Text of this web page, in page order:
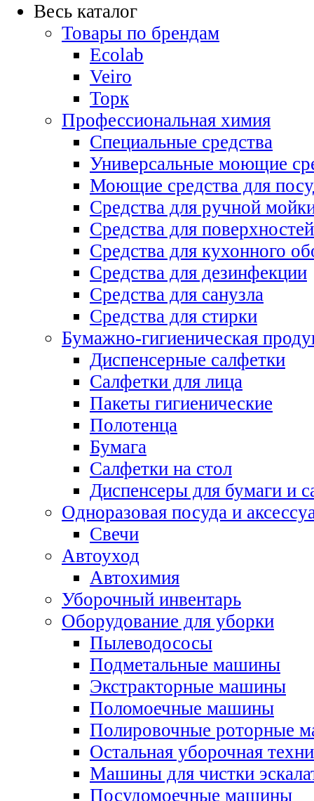
Весь каталог
Товары по брендам
Ecolab
Veiro
Торк
Профессиональная химия
Специальные средства
Универсальные моющие
Моющие средства для
Средства для ручной
Средства для поверхностей
Средства для кухонного
Средства для дезинфекции
Средства для санузла
Средства для стирки
Бумажно-гигиеническая
Диспенсерные салфетки
Салфетки для лица
Пакеты гигиенические
Полотенца
Бумага
Салфетки на стол
Диспенсеры для бумаги и
Одноразовая посуда и
Свечи
Автоуход
Автохимия
Уборочный инвентарь
Оборудование для уборки
Пылеводососы
Подметальные машины
Экстракторные машины
Поломоечные машины
Полировочные роторные
Остальная уборочная
Машины для чистки
Посудомоечные машины